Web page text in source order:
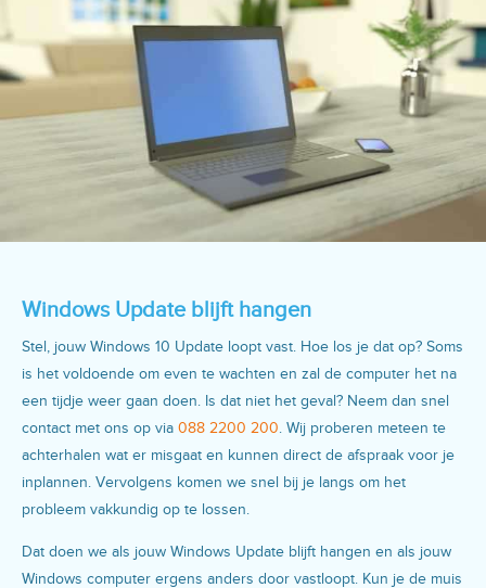
Windows Update blijft hangen
Stel, jouw Windows 10 Update loopt vast. Hoe los je dat op? Soms
is het voldoende om even te wachten en zal de computer het na
een tijdje weer gaan doen. Is dat niet het geval? Neem dan snel
contact met ons op via 088 2200 200 . Wij proberen meteen te
achterhalen wat er misgaat en kunnen direct de afspraak voor je
inplannen. Vervolgens komen we snel bij je langs om het
probleem vakkundig op te lossen.
Dat doen we als jouw Windows Update blijft hangen en als jouw
Windows computer ergens anders door vastloopt. Kun je de muis